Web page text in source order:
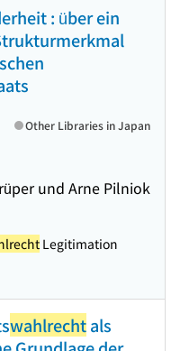
: über ein
und Arne Pilniok
Other Libraries in Japan
Legitimation
wahlrechtals